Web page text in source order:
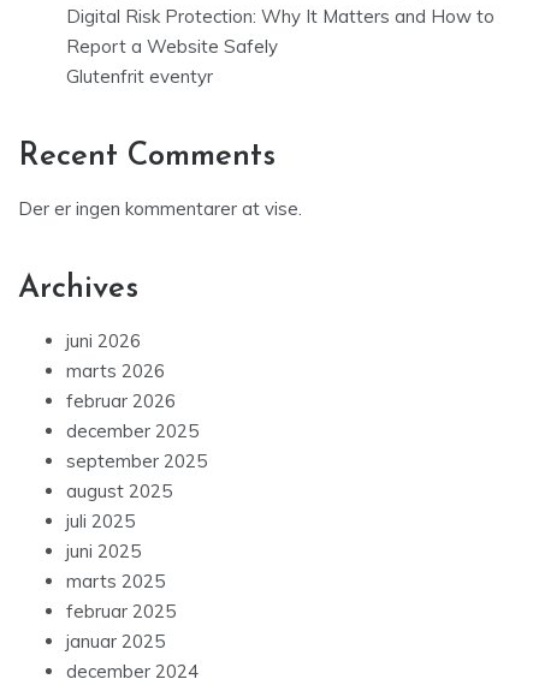
Digital Risk Protection: Why It Matters and How to
Report a Website Safely
Glutenfrit eventyr
Recent Comments
Der er ingen kommentarer at vise.
Archives
juni 2026
marts 2026
februar 2026
december 2025
september 2025
august 2025
juli 2025
juni 2025
marts 2025
februar 2025
januar 2025
december 2024